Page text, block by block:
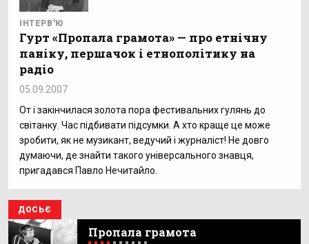
ІНТЕРВ'Ю
Гурт «Пропала грамота» — про етнічну
паніку, першачок і етнополітику на
радіо
05.09.2007
От і закінчилася золота пора фестивальних гулянь до
світанку. Час підбивати підсумки. А хто краще це може
зробити, як не музикант, ведучий і журналіст! Не довго
думаючи, де знайти такого універсального знавця,
пригадався Павло Нечитайло.
ДОСЬЄ
Пропала грамота